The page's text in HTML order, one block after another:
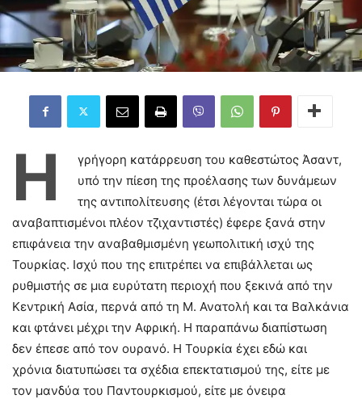
Η
γρήγορη κατάρρευση του καθεστώτος Άσαντ,
υπό την πίεση της προέλασης των δυνάμεων
της αντιπολίτευσης (έτσι λέγονται τώρα οι
αναβαπτισμένοι πλέον τζιχαντιστές) έφερε ξανά στην
επιφάνεια την αναβαθμισμένη γεωπολιτική ισχύ της
Τουρκίας. Ισχύ που της επιτρέπει να επιβάλλεται ως
ρυθμιστής σε μια ευρύτατη περιοχή που ξεκινά από την
Κεντρική Ασία, περνά από τη Μ. Ανατολή και τα Βαλκάνια
και φτάνει μέχρι την Αφρική. Η παραπάνω διαπίστωση
δεν έπεσε από τον ουρανό. Η Τουρκία έχει εδώ και
χρόνια διατυπώσει τα σχέδια επεκτατισμού της, είτε με
τον μανδύα του Παντουρκισμού, είτε με όνειρα